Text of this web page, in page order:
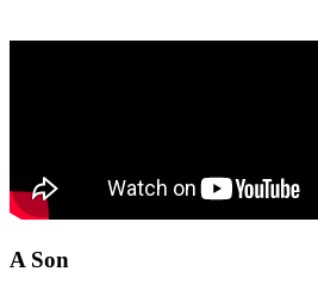
A Son